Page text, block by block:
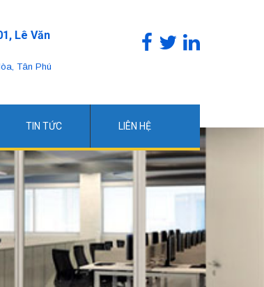
Lê Văn
Tân Phú
TIN TỨC LIÊN HỆ